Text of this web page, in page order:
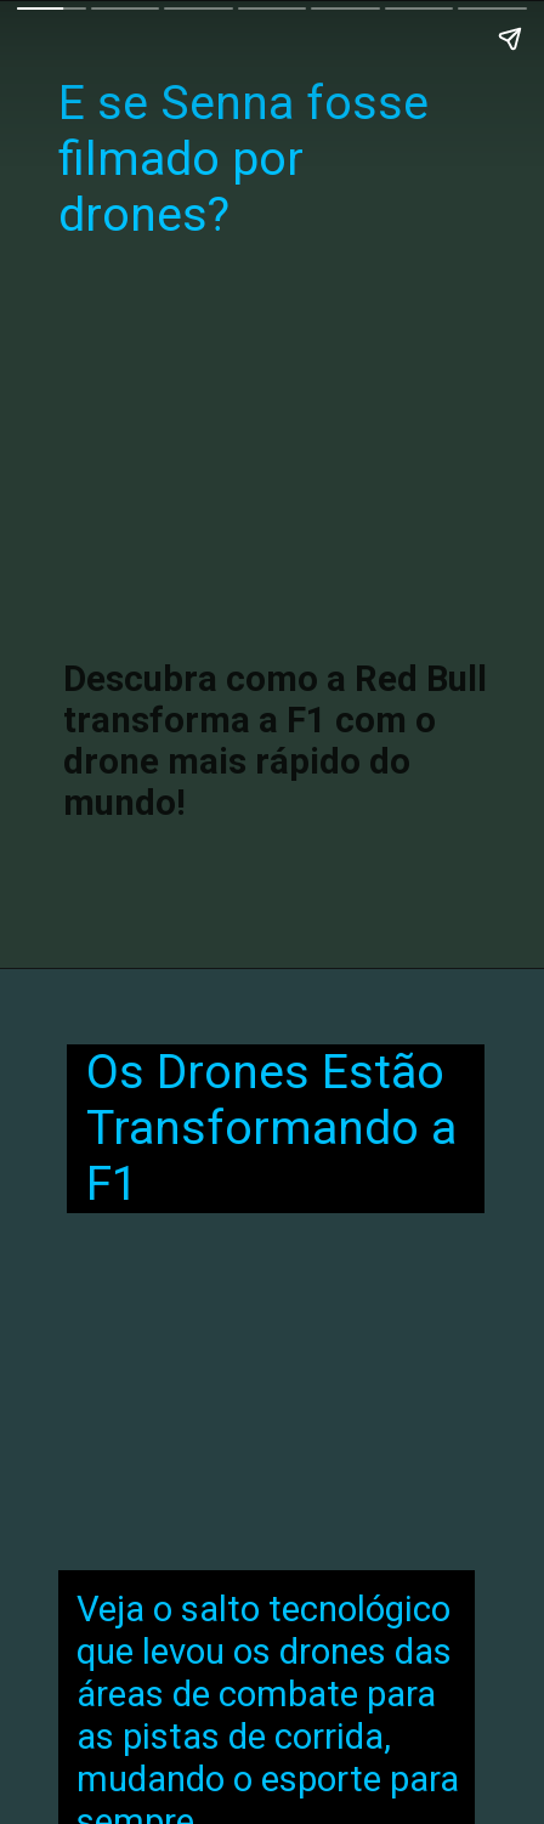
E se Senna fosse
filmado por
drones?
Descubra como a Red Bull
transforma a F1 com o
drone mais rápido do
mundo!
Os Drones Estão
Transformando a
F1
Veja o salto tecnológico
que levou os drones das
áreas de combate para
as pistas de corrida,
mudando o esporte para